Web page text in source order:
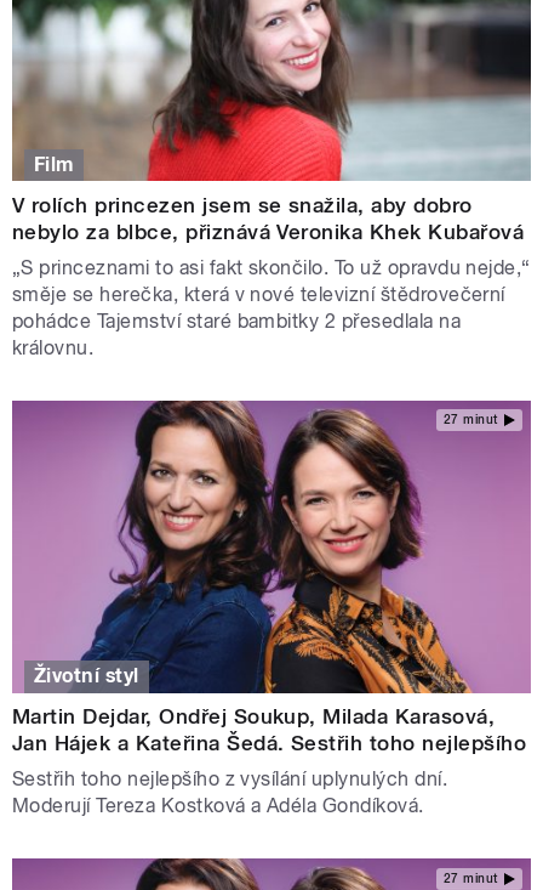
Film
V rolích princezen jsem se snažila, aby dobro
nebylo za blbce, přiznává Veronika Khek Kubařová
„S princeznami to asi fakt skončilo. To už opravdu nejde,“
směje se herečka, která v nové televizní štědrovečerní
pohádce Tajemství staré bambitky 2 přesedlala na
královnu.
27 minut
Životní styl
Martin Dejdar, Ondřej Soukup, Milada Karasová,
Jan Hájek a Kateřina Šedá. Sestřih toho nejlepšího
Sestřih toho nejlepšího z vysílání uplynulých dní.
Moderují Tereza Kostková a Adéla Gondíková.
27 minut